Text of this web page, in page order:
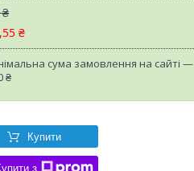
₴
₴
сума замовлення на сайті —
₴
Купити
з